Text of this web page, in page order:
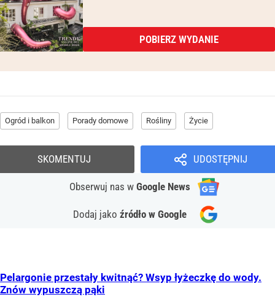
POBIERZ WYDANIE
Ogród i balkon Porady domowe Rośliny Życie
UDOSTĘPNIJ
Obserwuj nas w Google News
Dodaj jako źródło w Google
SKOMENTUJ
Pelargonie przestały kwitnąć? Wsyp łyżeczkę do wody.
Znów wypuszczą pąki